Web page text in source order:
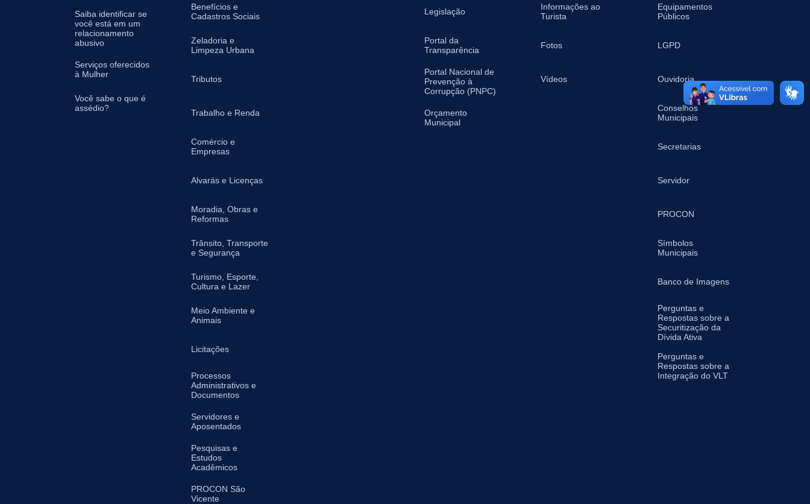
Saiba identificar se
você está em um
relacionamento
abusivo
Serviços oferecidos
à Mulher
Você sabe o que é
assédio?
Benefícios e
Cadastros Sociais
Zeladoria e
Limpeza Urbana
Tributos
Trabalho e Renda
Comércio e
Empresas
Alvarás e Licenças
Moradia, Obras e
Reformas
Trânsito, Transporte
e Segurança
Turismo, Esporte,
Cultura e Lazer
Meio Ambiente e
Animais
Licitações
Processos
Administrativos e
Documentos
Servidores e
Aposentados
Pesquisas e
Estudos
Acadêmicos
PROCON São
Vicente
Legislação
Portal da
Transparência
Portal Nacional de
Prevenção à
Corrupção (PNPC)
Orçamento
Municipal
Informações ao
Turista
Fotos
Vídeos
Equipamentos
Públicos
LGPD
Ouvidoria
Conselhos
Municipais
Secretarias
Servidor
PROCON
Símbolos
Municipais
Banco de Imagens
Perguntas e
Respostas sobre a
Securitização da
Dívida Ativa
Perguntas e
Respostas sobre a
Integração do VLT